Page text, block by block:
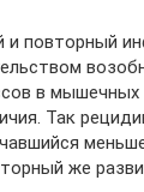
повторный
в мышечных
Так
же